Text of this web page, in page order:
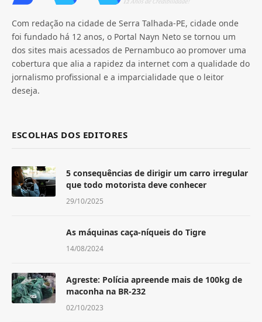
Com redação na cidade de Serra Talhada-PE, cidade onde
foi fundado há 12 anos, o Portal Nayn Neto se tornou um
dos sites mais acessados de Pernambuco ao promover uma
cobertura que alia a rapidez da internet com a qualidade do
jornalismo profissional e a imparcialidade que o leitor
deseja.
ESCOLHAS DOS EDITORES
5 consequências de dirigir um carro irregular
que todo motorista deve conhecer
29/10/2025
As máquinas caça-níqueis do Tigre
14/08/2024
Agreste: Polícia apreende mais de 100kg de
maconha na BR-232
02/10/2023